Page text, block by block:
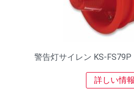
警告灯サイレン KS-FS79P
詳しい情報